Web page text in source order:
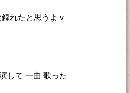
れたと思うよ v
して 一曲 歌った